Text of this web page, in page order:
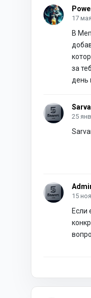
17
В
за
день
25
15
Если